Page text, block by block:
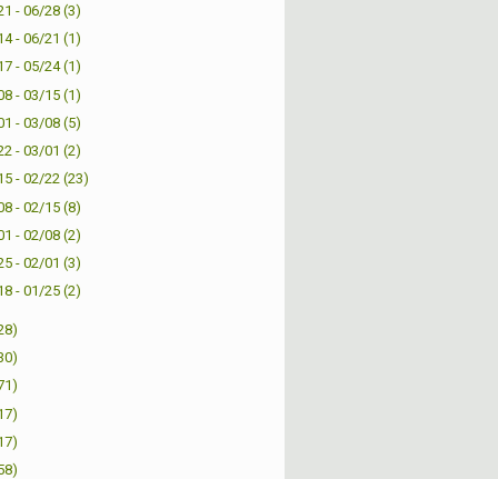
- 06/28 (3)
- 06/21 (1)
- 05/24(1)
- 03/15 (1)
- 03/08 (5)
- 03/01 (2)
- 02/22 (23)
- 02/15 (8)
- 02/08 (2)
- 02/01 (3)
- 01/25 (2)